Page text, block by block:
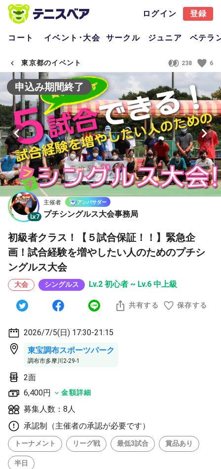
ログイン 登録
コート イベント･大会 サークル ジュニア ベテラ
東京都のイベント 238 6
申込み期間終了
Lv.7
主催者 アンバサダー
プチシングルス大会事務局
初級者クラス！【５試合保証！！】緊急企
画！試合経験を増やしたい人のためのプチシ
ングルス大会
大会 シングルス Lv.2 初心者 ~ Lv.6 中上級
共有する 保存する
2026/7/5(日) 17:30-21:15
東宝調布スポーツパーク
調布市多摩川2-29-1
2面
6,400円
金額詳細
募集人数：8人
承認制（主催者の承認が必要です）
トーナメント リーグ戦 最低3試合 賞品あり
半日